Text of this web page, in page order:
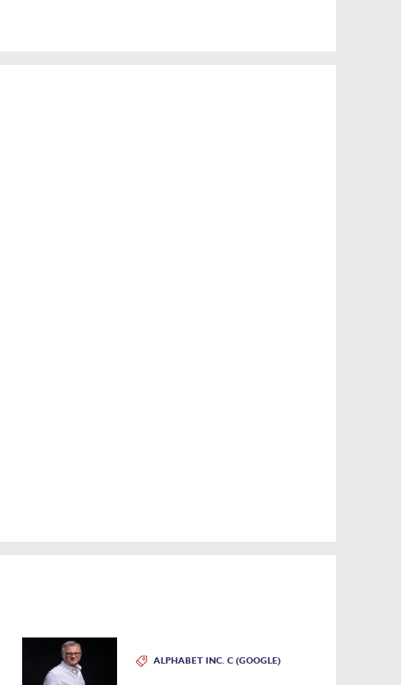
ALPHABET INC. C (GOOGLE)